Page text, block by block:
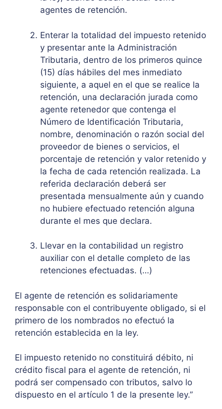
agentes de retención.
Enterar la totalidad del impuesto retenido
y presentar ante la Administración
Tributaria, dentro de los primeros quince
(15) días hábiles del mes inmediato
siguiente, a aquel en el que se realice la
retención, una declaración jurada como
agente retenedor que contenga el
Número de Identificación Tributaria,
nombre, denominación o razón social del
proveedor de bienes o servicios, el
porcentaje de retención y valor retenido y
la fecha de cada retención realizada. La
referida declaración deberá ser
presentada mensualmente aún y cuando
no hubiere efectuado retención alguna
durante el mes que declara.
Llevar en la contabilidad un registro
auxiliar con el detalle completo de las
retenciones efectuadas. (…)
El agente de retención es solidariamente
responsable con el contribuyente obligado, si el
primero de los nombrados no efectuó la
retención establecida en la ley.
El impuesto retenido no constituirá débito, ni
crédito fiscal para el agente de retención, ni
podrá ser compensado con tributos, salvo lo
dispuesto en el artículo 1 de la presente ley.”